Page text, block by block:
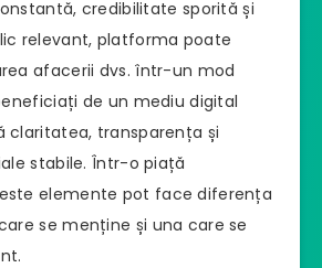
credibilitate sporită și
relevant, platforma poate
afacerii dvs. într-un mod
de un mediu digital
claritatea, transparența și
stabile. Într-o piață
elemente pot face diferența
se menține și una care se